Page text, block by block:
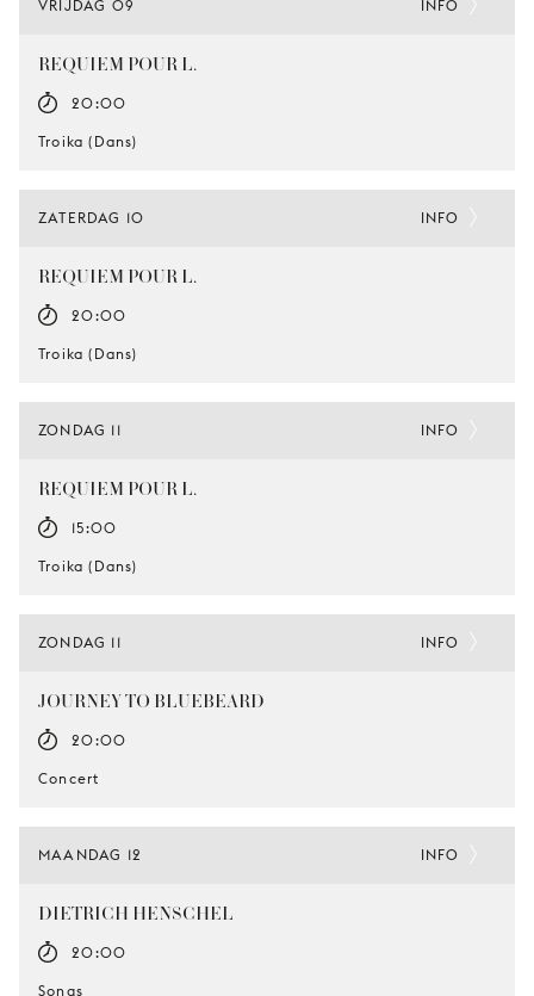
VRIJDAG 09
REQUIEM POUR L.
20:00
Troika (Dans)
INFO
ZATERDAG 10
REQUIEM POUR L.
20:00
Troika (Dans)
INFO
ZONDAG 11
REQUIEM POUR L.
15:00
Troika (Dans)
INFO
ZONDAG 11
JOURNEY TO BLUEBEARD
20:00
Concert
INFO
MAANDAG 12
DIETRICH HENSCHEL
20:00
Songs
INFO